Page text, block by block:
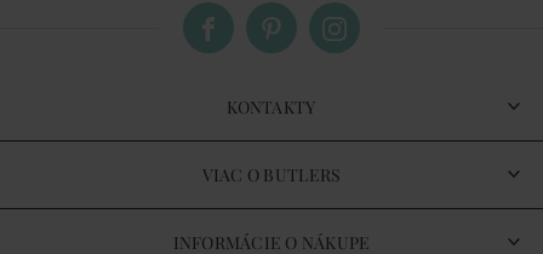
KONTAKTY
VIAC O BUTLERS
INFORMÁCIE O NÁKUPE